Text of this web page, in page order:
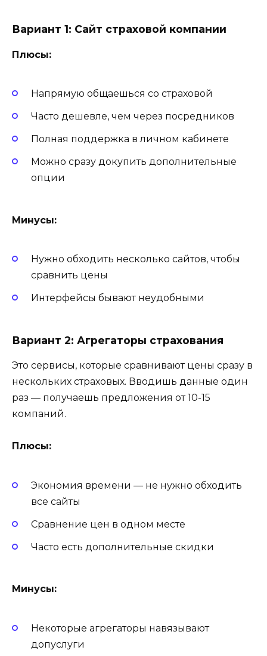
Вариант 1: Сайт страховой компании
Плюсы:
Напрямую общаешься со страховой
Часто дешевле, чем через посредников
Полная поддержка в личном кабинете
Можно сразу докупить дополнительные
опции
Минусы:
Нужно обходить несколько сайтов, чтобы
сравнить цены
Интерфейсы бывают неудобными
Вариант 2: Агрегаторы страхования
Это сервисы, которые сравнивают цены сразу в
нескольких страховых. Вводишь данные один
раз — получаешь предложения от 10-15
компаний.
Плюсы:
Экономия времени — не нужно обходить
все сайты
Сравнение цен в одном месте
Часто есть дополнительные скидки
Минусы:
Некоторые агрегаторы навязывают
допуслуги